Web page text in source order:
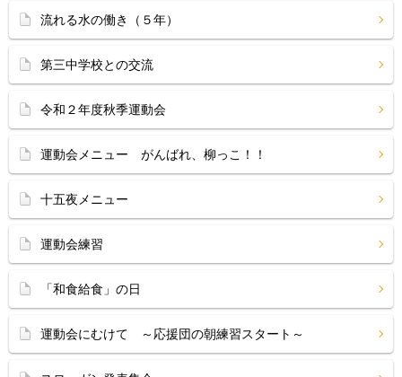
流れる水の働き（５年）
第三中学校との交流
令和２年度秋季運動会
運動会メニュー がんばれ、柳っこ！！
十五夜メニュー
運動会練習
「和食給食」の日
運動会にむけて ～応援団の朝練習スタート～